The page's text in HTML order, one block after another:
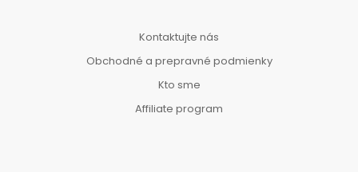
Kontaktujte nás
Obchodné a prepravné podmienky
Kto sme
Affiliate program